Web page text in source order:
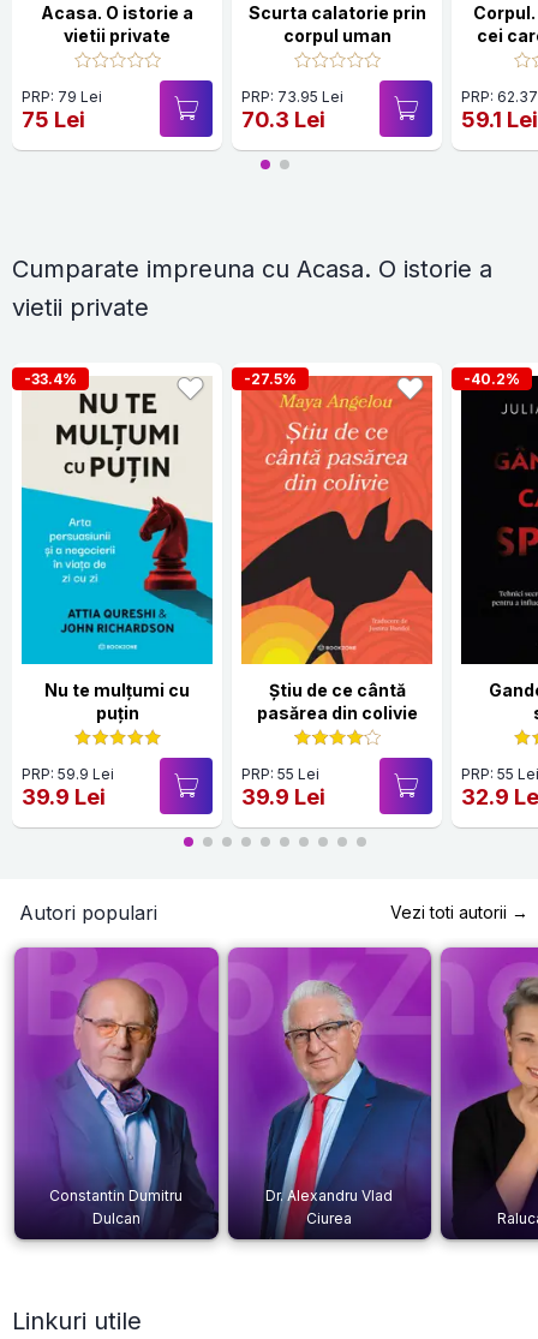
Acasa. O istorie a
vietii private
PRP: 79 Lei
75 Lei
Scurta calatorie prin
corpul uman
PRP: 73.95 Lei
70.3 Lei
cei
PRP:
59.1 Lei
Cumparate impreuna cu Acasa. O istorie a
vietii private
-33.4%
Nu te mulțumi cu
puțin
PRP: 59.9 Lei
39.9 Lei
-27.5%
Știu de ce cântă
pasărea din colivie
PRP: 55 Lei
39.9 Lei
-40.2%
PRP: 55
32.9
Autori populari Vezi toti autorii →
Constantin Dumitru
Dulcan
Dr. Alexandru Vlad
Ciurea
Linkuri utile